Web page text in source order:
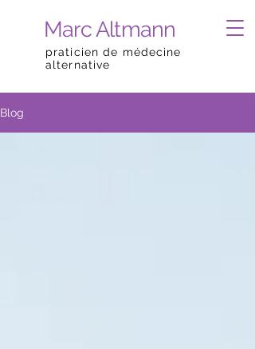
Marc Altmann
praticien de médecine
alternative
Blog